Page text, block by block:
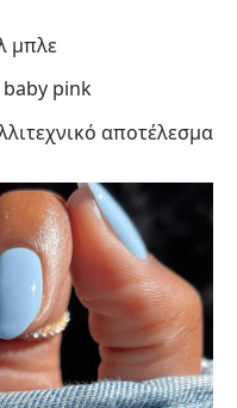
μπλε
baby pink
αποτέλεσμα